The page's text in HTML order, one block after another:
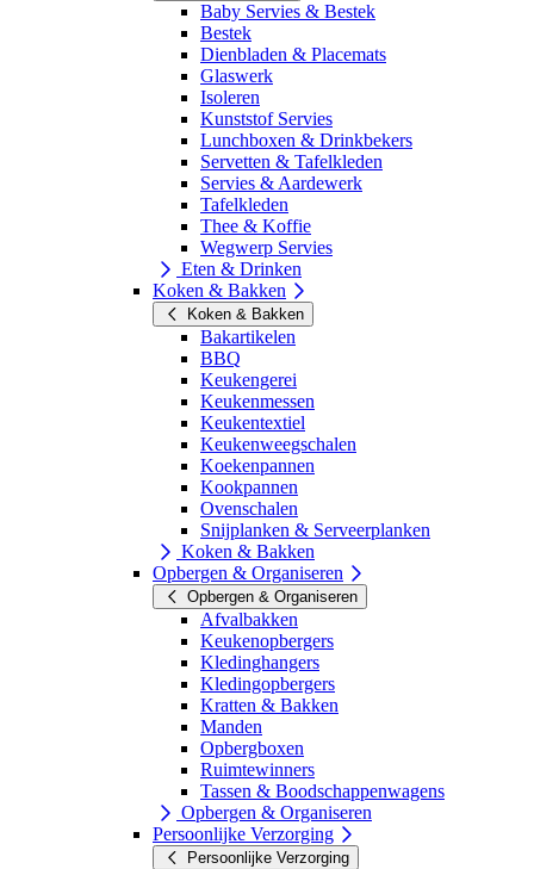
Baby Servies & Bestek
Bestek
Dienbladen & Placemats
Glaswerk
Isoleren
Kunststof Servies
Lunchboxen & Drinkbekers
Servetten & Tafelkleden
Servies & Aardewerk
Tafelkleden
Thee & Koffie
Wegwerp Servies
Eten & Drinken
Koken & Bakken
Koken & Bakken
Bakartikelen
BBQ
Keukengerei
Keukenmessen
Keukentextiel
Keukenweegschalen
Koekenpannen
Kookpannen
Ovenschalen
Snijplanken & Serveerplanken
Koken & Bakken
Opbergen & Organiseren
Opbergen & Organiseren
Afvalbakken
Keukenopbergers
Kledinghangers
Kledingopbergers
Kratten & Bakken
Manden
Opbergboxen
Ruimtewinners
Tassen & Boodschappenwagens
Opbergen & Organiseren
Persoonlijke Verzorging
Persoonlijke Verzorging